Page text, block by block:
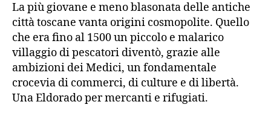
La più giovane e meno blasonata delle antiche
città toscane vanta origini cosmopolite. Quello
che era fino al 1500 un piccolo e malarico
villaggio di pescatori diventò, grazie alle
ambizioni dei Medici, un fondamentale
crocevia di commerci, di culture e di libertà.
Una Eldorado per mercanti e rifugiati.